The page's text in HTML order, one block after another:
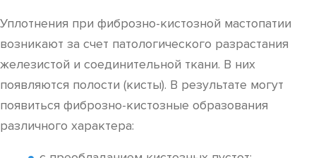
Уплотнения при фиброзно-кистозной мастопатии
возникают за счет патологического разрастания
железистой и соединительной ткани. В них
появляются полости (кисты). В результате могут
появиться фиброзно-кистозные образования
различного характера: